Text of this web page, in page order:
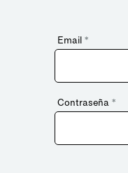
Email *
Contraseña *